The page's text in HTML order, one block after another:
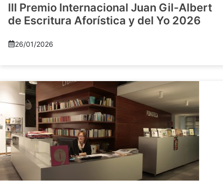
III Premio Internacional Juan Gil-Albert
de Escritura Aforística y del Yo 2026
26/01/2026